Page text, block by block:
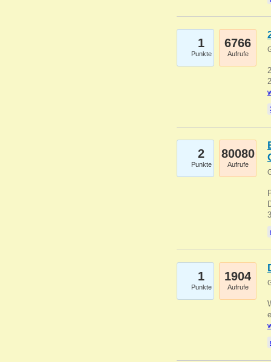
1
Punkte
6766
Aufrufe
2
Punkte
80080
Aufrufe
1
Punkte
1904
Aufrufe